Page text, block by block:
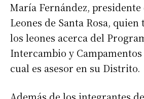
María Fernández, presidente
Leones de Santa Rosa,
los leones acerca del
Intercambio y
cual es asesor en su Distrito.